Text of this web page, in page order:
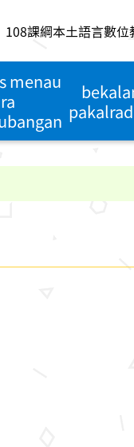
108課綱本土語言數位
menau